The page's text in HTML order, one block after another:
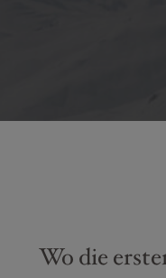
Wo die